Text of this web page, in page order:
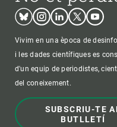
BlueskyInstagram
LinkedinTwitterYoutube
Vivim en una època de
i les dades científiques es
d'un equip de periodistes,
del coneixement.
SUBSCRIU-TE
BUTLLETÍ